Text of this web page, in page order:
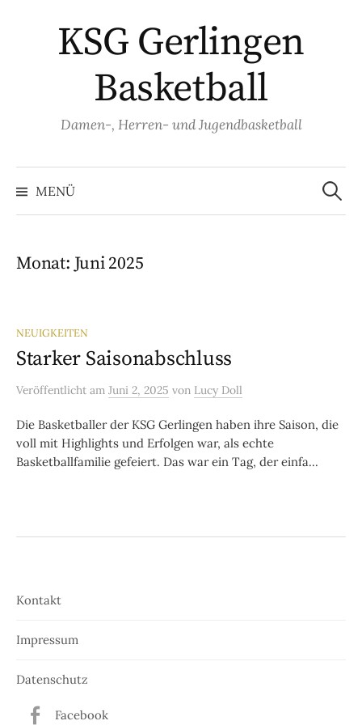
KSG Gerlingen
Basketball
Damen-, Herren- und Jugendbasketball
MENÜ
Suchen
nach:
Monat: Juni 2025
NEUIGKEITEN
Starker Saisonabschluss
Veröffentlicht am Juni 2, 2025 von Lucy Doll
Die Basketballer der KSG Gerlingen haben ihre Saison, die
voll mit Highlights und Erfolgen war, als echte
Basketballfamilie gefeiert. Das war ein Tag, der einfa...
Kontakt
Impressum
Datenschutz
Facebook